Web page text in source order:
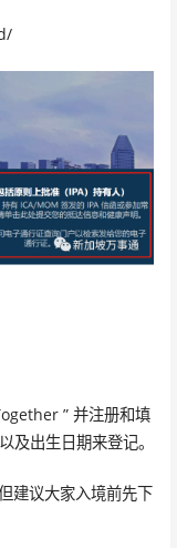
” 并注册和填
及出生日期来登记。
建议大家入境前先下